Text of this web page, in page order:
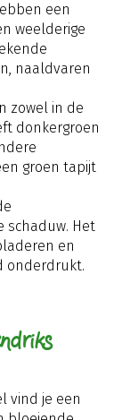
een
weelderige
naaldvaren
zowel in de
donkergroen
groen tapijt
schaduw. Het
en
onderdrukt.
vind je een